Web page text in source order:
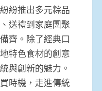
紛推出多元粽品
送禮到家庭團聚
齊。除了經典口
特色食材的創意
與創新的魅力。
時機，走進傳統